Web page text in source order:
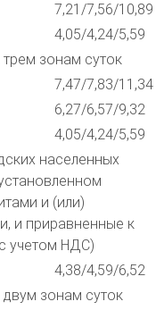
7,21/7,56/10,89
4,05/4,24/5,59
зонам суток
7,47/7,83/11,34
6,27/6,57/9,32
4,05/4,24/5,59
населенных
и (или)
и приравненные к
учетом НДС)
4,38/4,59/6,52
зонам суток